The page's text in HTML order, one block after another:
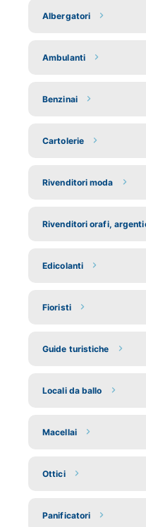
Albergatori
Ambulanti
Benzinai
Cartolerie
Rivenditori moda
Rivenditori orafi,
Edicolanti
Fioristi
Guide turistiche
Locali da ballo
Macellai
Ottici
Panificatori